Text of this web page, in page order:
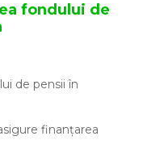
fondului de
de pensii în
finanțarea